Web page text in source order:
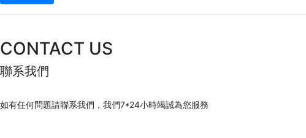
CONTACT US
聯系我們
如有任何問題請聯系我們，我們7*24小時竭誠為您服務